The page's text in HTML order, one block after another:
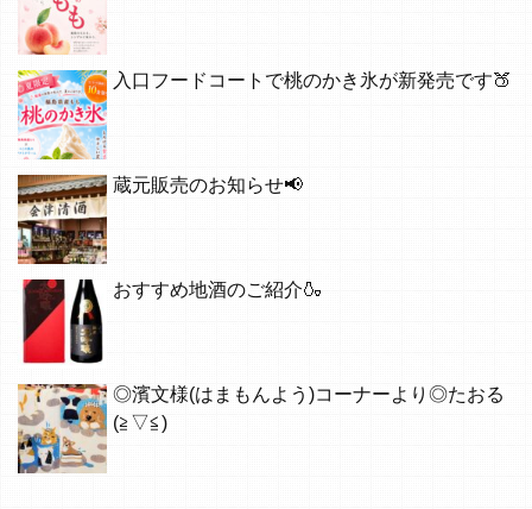
入口フードコートで桃のかき氷が新発売です🍑
蔵元販売のお知らせ📢
おすすめ地酒のご紹介🍶
◎濱文様(はまもんよう)コーナーより◎たおる
(≧▽≦)